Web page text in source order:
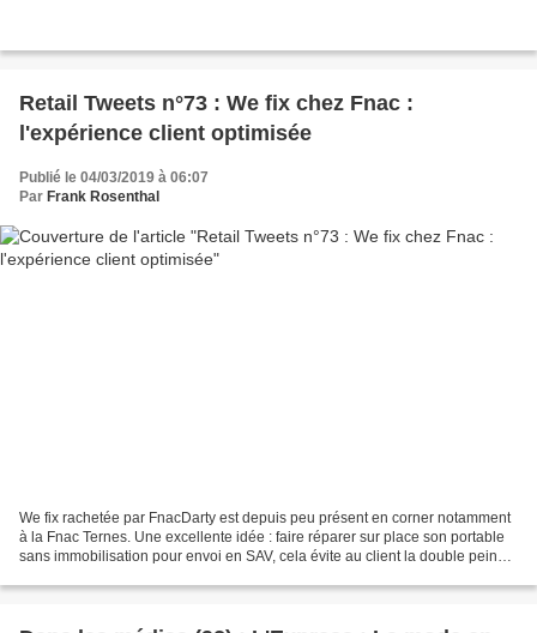
Retail Tweets n°73 : We fix chez Fnac :
l'expérience client optimisée
Publié le 04/03/2019 à 06:07
Par Frank Rosenthal
We fix rachetée par FnacDarty est depuis peu présent en corner notamment
à la Fnac Ternes. Une excellente idée : faire réparer sur place son portable
sans immobilisation pour envoi en SAV, cela évite au client la double peine,